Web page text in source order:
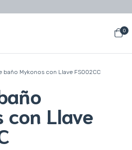
0
baño Mykonos con Llave FS002CC
con Llave